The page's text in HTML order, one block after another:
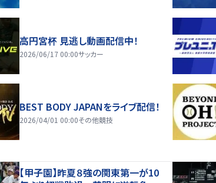
高円宮杯 見逃し動画配信中！
2026/06/17 00:00サッカー
BEST BODY JAPANをライブ配信！
2026/04/01 00:00その他競技
【甲子園】昨夏８強の関東第一が10